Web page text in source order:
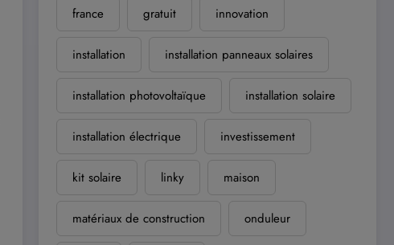
france gratuit innovation
installation installation panneaux solaires
installation photovoltaïque installation solaire
installation électrique investissement
kit solaire linky maison
matériaux de construction onduleur